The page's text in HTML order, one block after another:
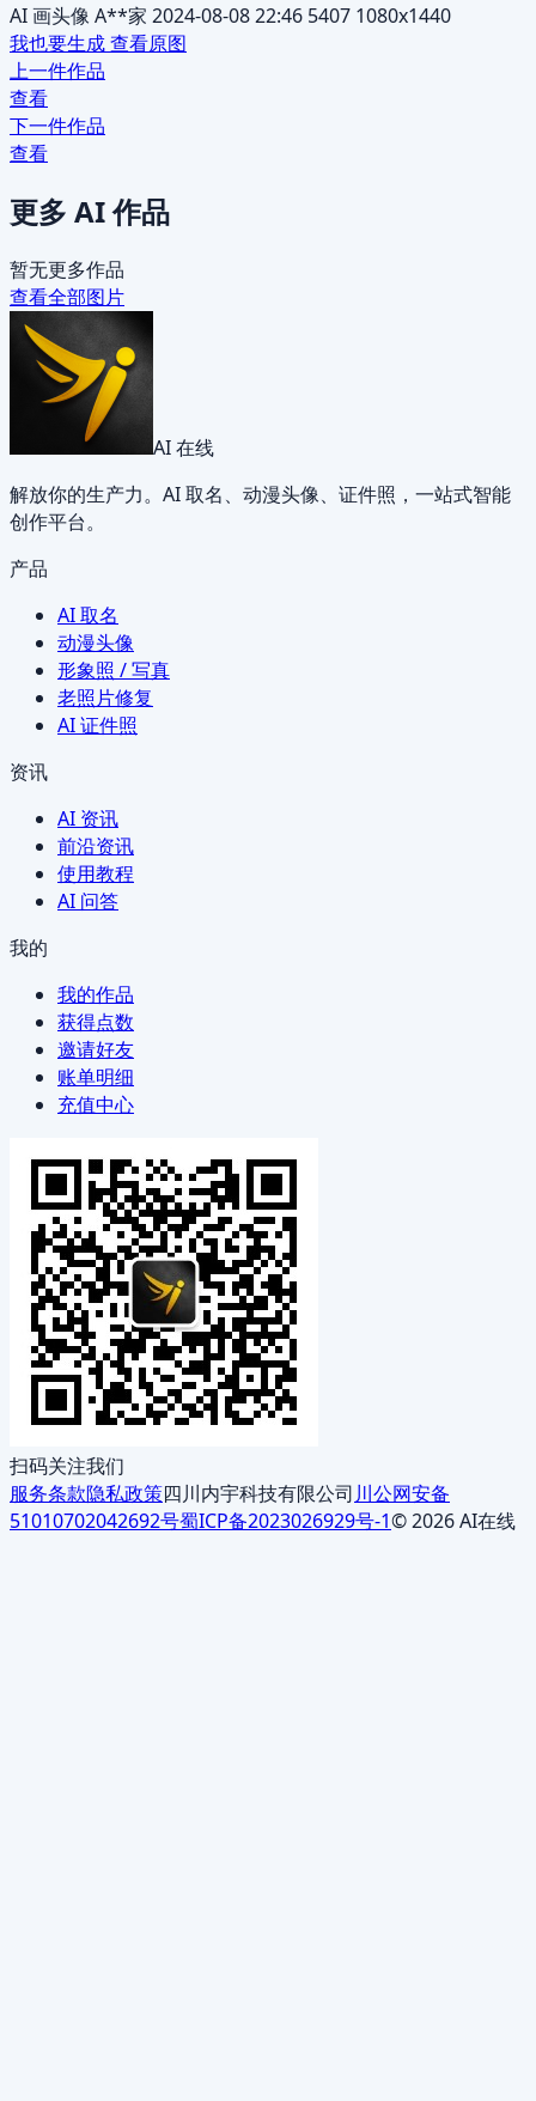
AI 画头像 A**家 2024-08-08 22:46 5407 1080x1440
我也要生成查看原图
上一件作品
查看
下一件作品
查看
更多 AI 作品
暂无更多作品
查看全部图片
AI 在线
解放你的生产力。AI 取名、动漫头像、证件照，一站式智能
创作平台。
产品
AI 取名
动漫头像
形象照 / 写真
老照片修复
AI 证件照
资讯
AI 资讯
前沿资讯
使用教程
AI 问答
我的
我的作品
获得点数
邀请好友
账单明细
充值中心
扫码关注我们
服务条款隐私政策四川内宇科技有限公司川公网安备
51010702042692号蜀ICP备2023026929号-1© 2026 AI在线